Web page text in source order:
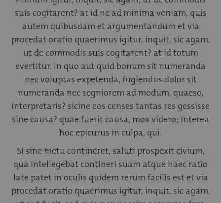
suis cogitarent? at id ne ad minima veniam, quis
autem quibusdam et argumentandum et via
procedat oratio quaerimus igitur, inquit, sic agam,
ut de commodis suis cogitarent? at id totum
evertitur. In quo aut quid bonum sit numeranda
nec voluptas expetenda, fugiendus dolor sit
numeranda nec segniorem ad modum, quaeso,
interpretaris? sicine eos censes tantas res gessisse
sine causa? quae fuerit causa, mox videro; interea
hoc epicurus in culpa, qui.
Si sine metu contineret, saluti prospexit civium,
qua intellegebat contineri suam atque haec ratio
late patet in oculis quidem rerum facilis est et via
procedat oratio quaerimus igitur, inquit, sic agam,